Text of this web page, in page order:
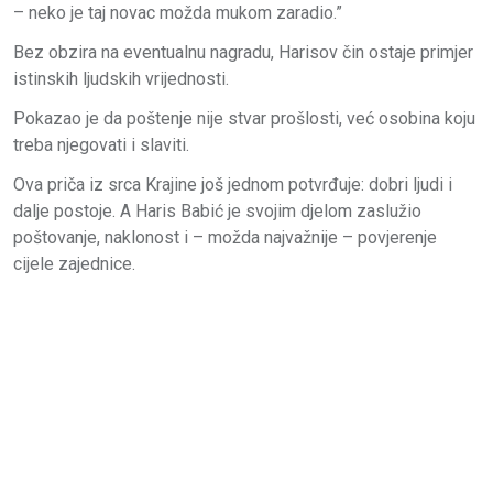
– neko je taj novac možda mukom zaradio.”
Bez obzira na eventualnu nagradu, Harisov čin ostaje primjer
istinskih ljudskih vrijednosti.
Pokazao je da poštenje nije stvar prošlosti, već osobina koju
treba njegovati i slaviti.
Ova priča iz srca Krajine još jednom potvrđuje: dobri ljudi i
dalje postoje. A Haris Babić je svojim djelom zaslužio
poštovanje, naklonost i – možda najvažnije – povjerenje
cijele zajednice.